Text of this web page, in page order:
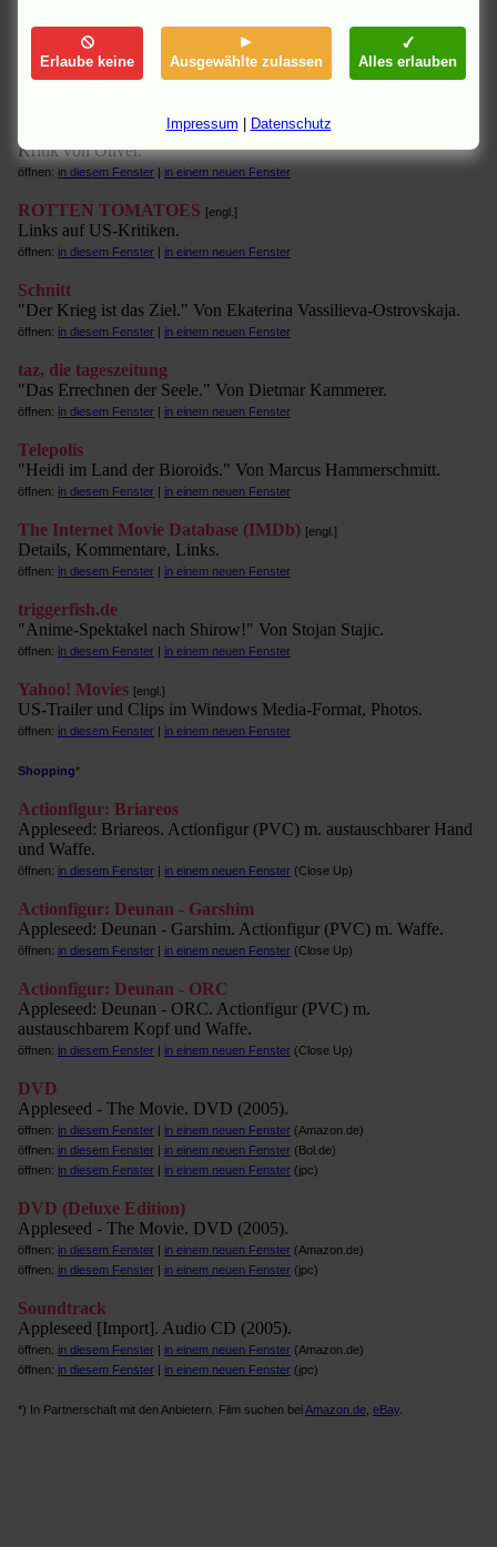
Morgenwelt
"Zwischen Roboter und Dampfmaschine." Über japanische
Trickfilme. Von Stefan Jacobasch.
Kritik von Oliver.
öffnen: in diesem Fenster | in einem neuen Fenster
ROTTEN TOMATOES [engl.]
Links auf US-Kritiken.
öffnen: in diesem Fenster | in einem neuen Fenster
Schnitt
"Der Krieg ist das Ziel." Von Ekaterina Vassilieva-Ostrovskaja.
öffnen: in diesem Fenster | in einem neuen Fenster
taz, die tageszeitung
"Das Errechnen der Seele." Von Dietmar Kammerer.
öffnen: in diesem Fenster | in einem neuen Fenster
Telepolis
"Heidi im Land der Bioroids." Von Marcus Hammerschmitt.
öffnen: in diesem Fenster | in einem neuen Fenster
The Internet Movie Database (IMDb) [engl.]
Details, Kommentare, Links.
öffnen: in diesem Fenster | in einem neuen Fenster
triggerfish.de
"Anime-Spektakel nach Shirow!" Von Stojan Stajic.
öffnen: in diesem Fenster | in einem neuen Fenster
Yahoo! Movies [engl.]
US-Trailer und Clips im Windows Media-Format, Photos.
öffnen: in diesem Fenster | in einem neuen Fenster
Shopping*
Actionfigur: Briareos
Appleseed: Briareos. Actionfigur (PVC) m. austauschbarer Hand
und Waffe.
öffnen: in diesem Fenster | in einem neuen Fenster (Close Up)
Actionfigur: Deunan - Garshim
Appleseed: Deunan - Garshim. Actionfigur (PVC) m. Waffe.
öffnen: in diesem Fenster | in einem neuen Fenster (Close Up)
Actionfigur: Deunan - ORC
Appleseed: Deunan - ORC. Actionfigur (PVC) m.
austauschbarem Kopf und Waffe.
öffnen: in diesem Fenster | in einem neuen Fenster (Close Up)
DVD
Appleseed - The Movie. DVD (2005).
öffnen: in diesem Fenster | in einem neuen Fenster (Amazon.de)
öffnen: in diesem Fenster | in einem neuen Fenster (Bol.de)
öffnen: in diesem Fenster | in einem neuen Fenster (jpc)
DVD (Deluxe Edition)
Appleseed - The Movie. DVD (2005).
öffnen: in diesem Fenster | in einem neuen Fenster (Amazon.de)
öffnen: in diesem Fenster | in einem neuen Fenster (jpc)
Soundtrack
Appleseed [Import]. Audio CD (2005).
öffnen: in diesem Fenster | in einem neuen Fenster (Amazon.de)
öffnen: in diesem Fenster | in einem neuen Fenster (jpc)
*) In Partnerschaft mit den Anbietern. Film suchen beiAmazon.de eBay
Erlaube keine Ausgewählte zulassen Alles erlauben
Impressum Datenschutz